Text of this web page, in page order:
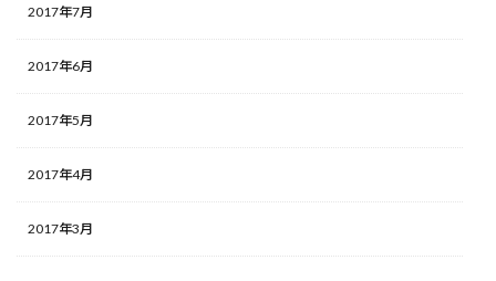
2017年7月
2017年6月
2017年5月
2017年4月
2017年3月